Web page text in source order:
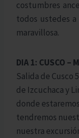
costumbres
todos ustedes
maravillosa.
DIA 1: CUSCO –
Salida de Cusco
de Izcuchaca y
donde
tendremos
nuestra